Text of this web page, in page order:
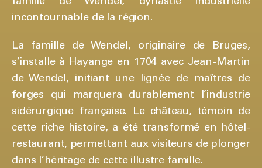
incontournable de la région.
La famille de Wendel, originaire de Bruges,
s’installe à Hayange en 1704 avec Jean-Martin
de Wendel, initiant une lignée de maîtres de
forges qui marquera durablement l’industrie
sidérurgique française. Le château, témoin de
cette riche histoire, a été transformé en hôtel-
restaurant, permettant aux visiteurs de plonger
dans l’héritage de cette illustre famille.